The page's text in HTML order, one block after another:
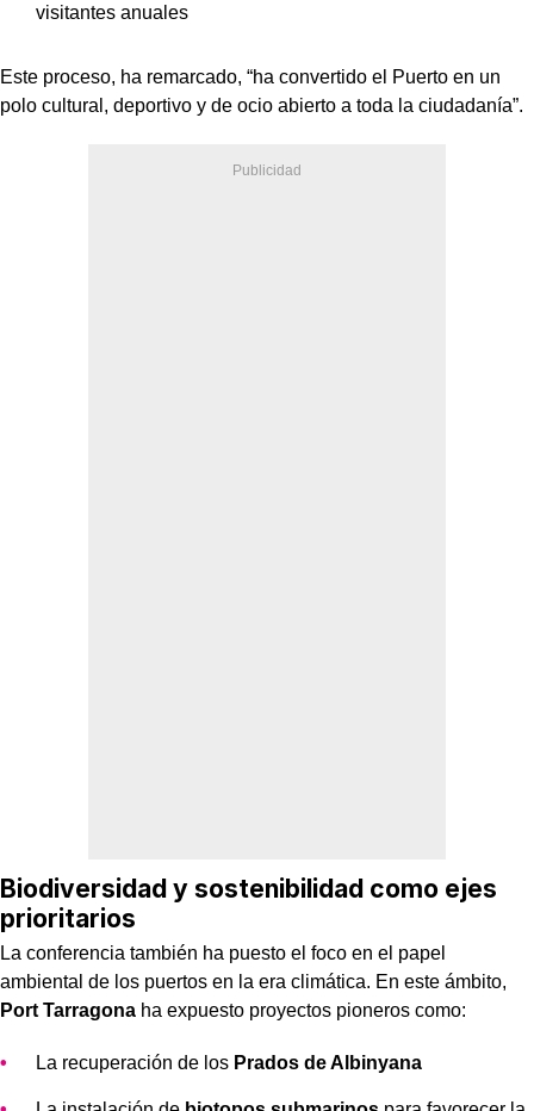
visitantes anuales
Este proceso, ha remarcado, “ha convertido el Puerto en un
polo cultural, deportivo y de ocio abierto a toda la ciudadanía”.
Biodiversidad y sostenibilidad como ejes
prioritarios
La conferencia también ha puesto el foco en el papel
ambiental de los puertos en la era climática. En este ámbito,
Port Tarragona ha expuesto proyectos pioneros como:
La recuperación de los Prados de Albinyana